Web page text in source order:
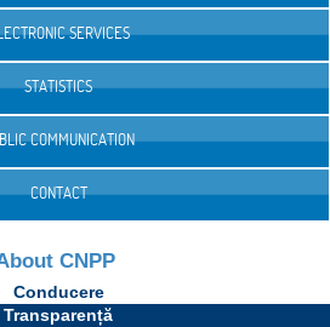
SERVICES
STATISTICS
COMMUNICATION
CONTACT
CNPP
Conducere
Transparență